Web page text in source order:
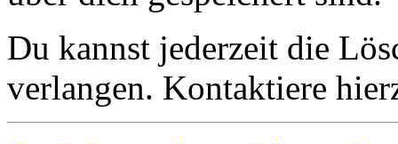
Du kannst jederzeit die
verlangen. Kontaktiere